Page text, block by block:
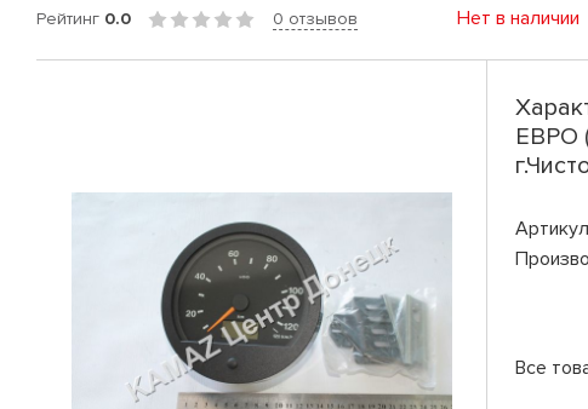
Рейтинг 0.0 0 отзывов Нет в наличии
ЕВРО
Артикул
Все